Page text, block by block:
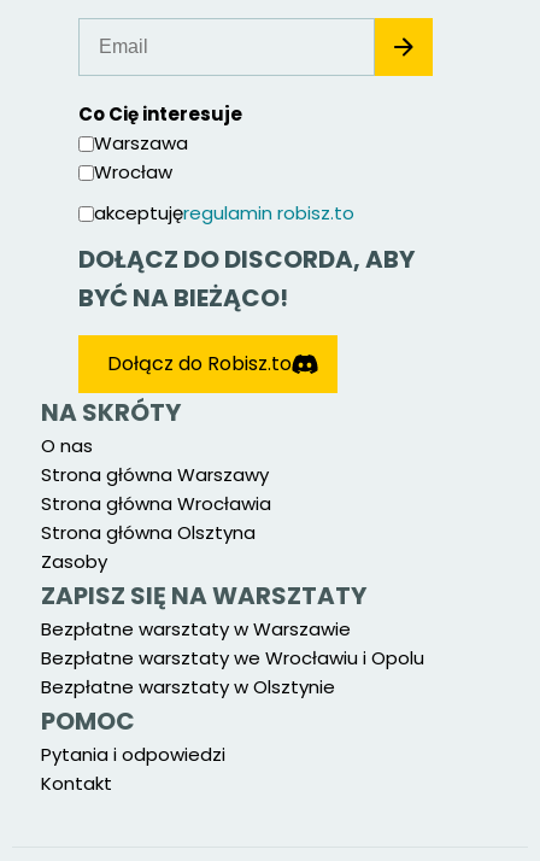
Co Cię interesuje
Warszawa
Wrocław
akceptujęregulamin robisz.to
DOŁĄCZ DO DISCORDA, ABY
BYĆ NA BIEŻĄCO!
Dołącz do Robisz.to
NA SKRÓTY
O nas
Strona główna Warszawy
Strona główna Wrocławia
Strona główna Olsztyna
Zasoby
ZAPISZ SIĘ NA WARSZTATY
Bezpłatne warsztaty w Warszawie
Bezpłatne warsztaty we Wrocławiu i Opolu
Bezpłatne warsztaty w Olsztynie
POMOC
Pytania i odpowiedzi
Kontakt